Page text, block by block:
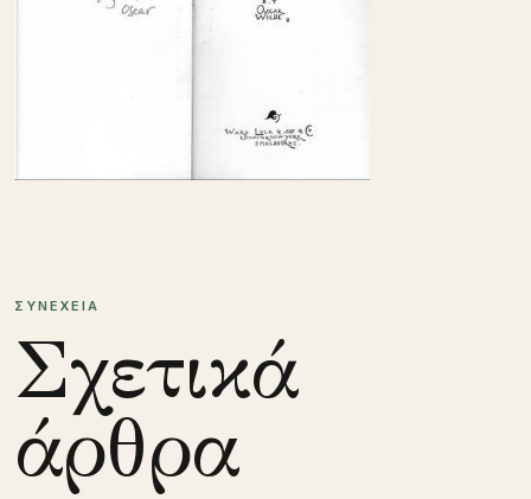
ΣΥΝΕΧΕΙΑ
Σχετικά
άρθρα